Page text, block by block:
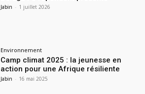
Jabin - 1 juillet 2026
Environnement
Camp climat 2025 : la jeunesse en
action pour une Afrique résiliente
Jabin - 16 mai 2025